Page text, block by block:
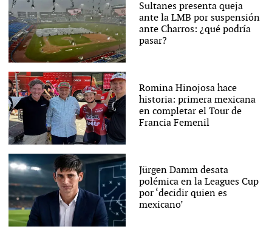
Sultanes presenta queja
ante la LMB por suspensión
ante Charros: ¿qué podría
pasar?
Romina Hinojosa hace
historia: primera mexicana
en completar el Tour de
Francia Femenil
Jürgen Damm desata
polémica en la Leagues Cup
por ‘decidir quien es
mexicano’